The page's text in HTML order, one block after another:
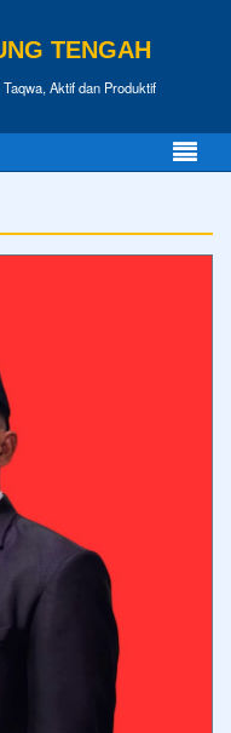
TENGAH
Aktif dan Produktif